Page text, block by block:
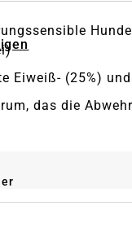
Eiweiß- (25%)
das die